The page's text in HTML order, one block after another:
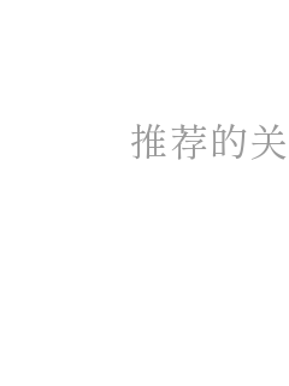
推荐的